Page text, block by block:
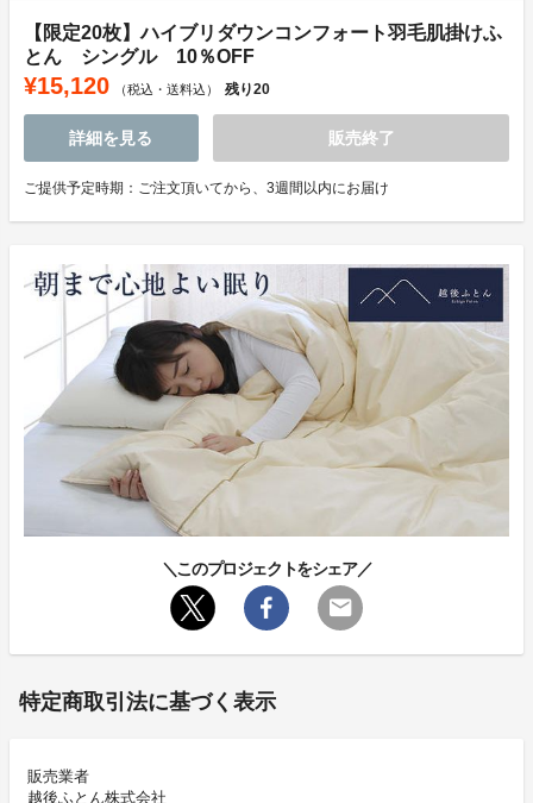
【限定20枚】ハイブリダウンコンフォート羽毛肌掛けふ
とん シングル 10％OFF
¥15,120 （税込・送料込） 残り20
詳細を見る 販売終了
ご提供予定時期：ご注文頂いてから、3週間以内にお届け
＼このプロジェクトをシェア／
特定商取引法に基づく表示
販売業者
越後ふとん株式会社